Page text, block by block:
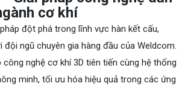
cơ khí
đột phá trong lĩnh vực hàn kết cấu,
ngũ chuyên gia hàng đầu của Weldcom.
nghệ cơ khí 3D tiên tiến cùng hệ thống
minh, tối ưu hóa hiệu quả trong các ứng